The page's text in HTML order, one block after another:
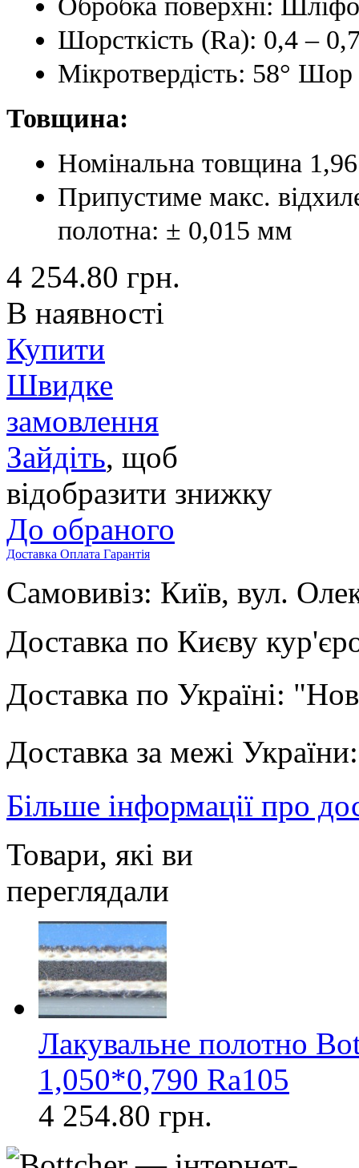
Шорсткість (Ra): 0,4 –
Мікротвердість: 58°
Товщина:
Номінальна товщина
Припустиме макс.
полотна: ± 0,015 мм
4 254.80 грн.
В наявності
Купити
Швидке
замовлення
Зайдіть, щоб
відобразити знижку
До обраного
Доставка Оплата Гарантія
Самовивіз: Київ, вул.
Доставка по Києву
Доставка по Україні:
Доставка за межі
Більше інформації про
Товари, які ви
переглядали
Лакувальне полотно
1,050*0,790 Ra105
4 254.80 грн.